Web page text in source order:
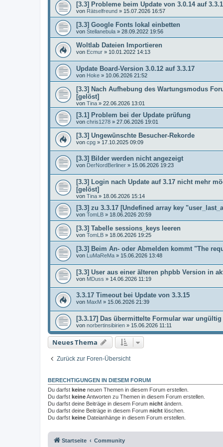
[3.3] Probleme beim Update von 3.0.14 auf
von Rätselfreund » 15.07.2026 16:57
[3.3] Google Fonts lokal einbetten
von Stellanebula » 28.09.2022 19:56
Woltlab Dateien Importieren
von Ecmur » 10.01.2022 14:13
Update Board-Version 3.0.12 auf 3.3.17
von Hoke » 10.06.2026 21:52
[3.3] Nach Aufhebung des Wartungsmodus
[gelöst]
von Tina » 22.06.2026 13:01
[3.1] Problem bei der Update prüfung
von chris1278 » 27.06.2026 19:01
[3.3] Ungewünschte Besucher-Rekorde
von cpg » 17.10.2025 09:09
[3.3] Bilder werden nicht angezeigt
von DerNordBerliner » 15.06.2026 19:23
[3.3] Login nach Update auf 3.17 nicht mehr
[gelöst]
von Tina » 18.06.2026 15:14
[3.3] zu 3.3.17 [Undefined array key
von TomLB » 18.06.2026 20:59
[3.3] Tabelle sessions_keys leeren
von TomLB » 18.06.2026 19:25
[3.3] Beim An- oder Abmelden kommt "The
von LuMaReMa » 15.06.2026 13:48
[3.3] User aus einer älteren phpbb Version in
von MDuss » 14.06.2026 11:19
3.3.17 Timeout bei Update von 3.3.15
von MaxM » 15.06.2026 21:39
[3.3.17] Das übermittelte Formular war ungültig
von norbertinsibirien » 15.06.2026 11:11
Neues Thema
Zurück zur Foren-Übersicht
BERECHTIGUNGEN IN DIESEM FORUM
Du darfst keine neuen Themen in diesem Forum erstellen.
Du darfst keineAntworten zu Themen in diesem Forum erstellen.
Du darfst deine Beiträge in diesem Forum nicht ändern.
Du darfst deine Beiträge in diesem Forum nicht löschen.
Du darfst keine Dateianhänge in diesem Forum erstellen.
Startseite Community